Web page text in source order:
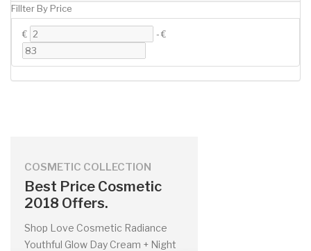
Fillter By Price
€ -€
COSMETIC COLLECTION
Best Price Cosmetic
2018 Offers.
Shop Love Cosmetic Radiance
Youthful Glow Day Cream + Night